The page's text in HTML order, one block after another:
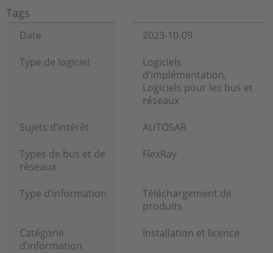
Tags
Date
2023-10-09
Type de logiciel
Logiciels
d’implémentation,
Logiciels pour les bus et
réseaux
Sujets d’intérêt
AUTOSAR
Types de bus et de
réseaux
FlexRay
Type d’information
Téléchargement de
produits
Catégorie
d’information
Installation et licence